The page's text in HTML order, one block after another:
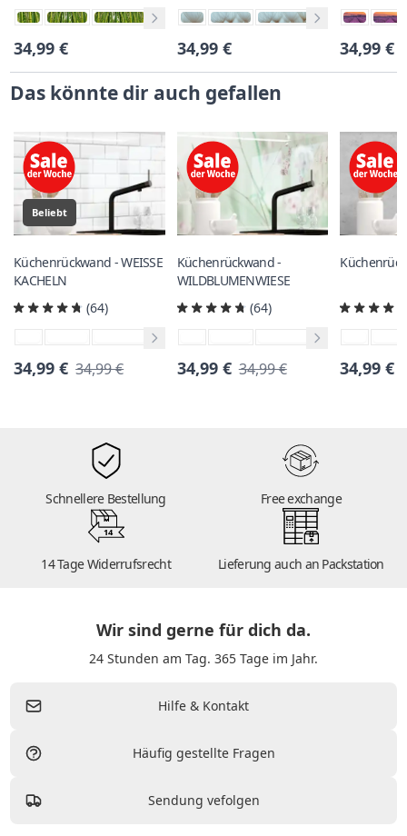
34,99 € 34,99 € 34,99 €
Das könnte dir auch gefallen
Beliebt
Küchenrückwand - WEISSE
KACHELN
(64)
34,99 € 34,99 €
Küchenrückwand -
WILDBLUMENWIESE
(64)
34,99 € 34,99 € 34,99 €
Schnellere Bestellung Free exchange
14
14 Tage Widerrufsrecht Lieferung auch an Packstation
Wir sind gerne für dich da.
24 Stunden am Tag. 365 Tage im Jahr.
Hilfe & Kontakt
Häufig gestellte Fragen
Sendung vefolgen